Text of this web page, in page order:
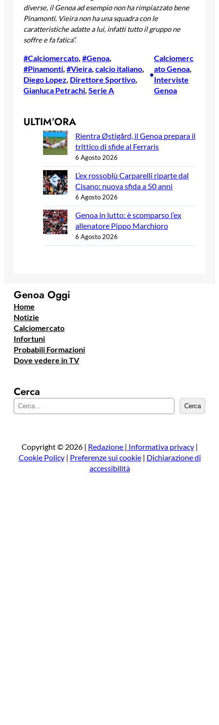
diverse, il Genoa ad esempio non ha rimpiazzato bene
Pinamonti. Vieira non ha una squadra con le
caratteristiche adatte a lui, infatti tutto il gruppo ne
soffre e fa fatica”.
#Calciomercato, #Genoa
#Pinamonti, #Vieira, calcio italiano
Diego Lopez, Direttore Sportivo
Gianluca Petrachi, Serie A
•
Calciomerc
ato Genoa
Interviste
Genoa
ULTIM’ORA
Rientra Østigård, il Genoa prepara il
trittico di sfide al Ferraris
6 Agosto 2026
L’ex rossoblù Carparelli riparte dal
Cisano: nuova sfida a 50 anni
6 Agosto 2026
Genoa in lutto: è scomparso l’ex
allenatore Pippo Marchioro
6 Agosto 2026
Genoa Oggi
Home
Notizie
Calciomercato
Infortuni
Probabili Formazioni
Dove vedere in TV
Cerca
e
a
Cerca
Copyright © 2026 | Redazione | Informativa privacy|
Cookie Policy| Preferenze sui cookie| Dichiarazione di
accessibilità